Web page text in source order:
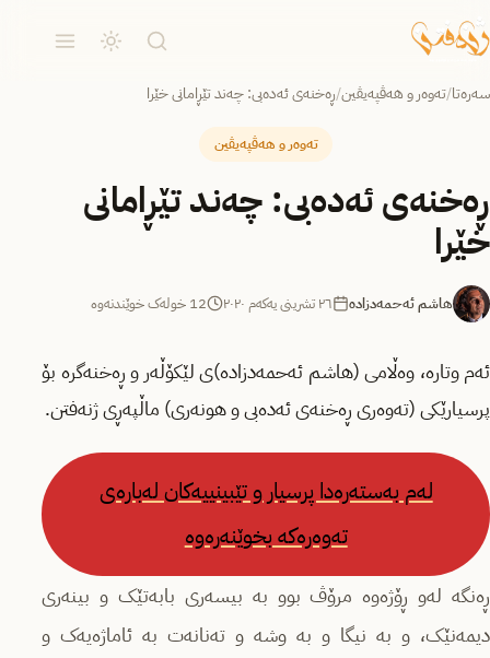
سەرەتا/تەوەر و هەڤپەیڤین/ڕەخنەی ئەدەبی: چەند تێڕامانی خێرا
تەوەر و هەڤپەیڤین
ڕەخنەی ئەدەبی: چەند تێڕامانی
خێرا
هاشم ئەحمەدزادە ٢٦ تشرینی یەکەم ٢٠٢٠ 12 خولەک خوێندنەوە
ئەم وتارە، وەڵامی (هاشم ئەحمەدزادە)ی لێکۆڵەر و ڕەخنەگرە بۆ
پرسیارێکی (تەوەری ڕەخنەی ئەدەبی و هونەری) ماڵپەڕی ژنەفتن.
لەم بەستەرەدا پرسیار و تێبینییەکان لەبارەی
تەوەرەکە بخوێنەرەوە
ڕەنگە لەو ڕۆژەوە مرۆڤ بوو بە بیسەری بابەتێک و بینەری
دیمەنێک، و بە نیگا و بە وشە و تەنانەت بە ئاماژەیەک و